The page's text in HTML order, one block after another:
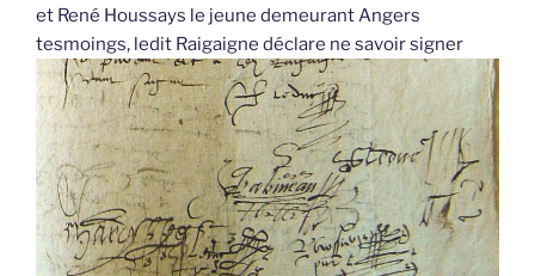
et René Houssays le jeune demeurant Angers
tesmoings, ledit Raigaigne déclare ne savoir signer